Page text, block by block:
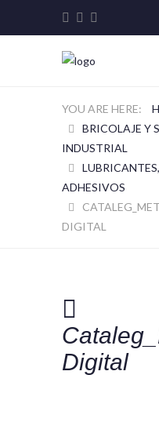
BRICOLAJE Y
INDUSTRIAL
ADHESIVOS
DIGITAL
Digital